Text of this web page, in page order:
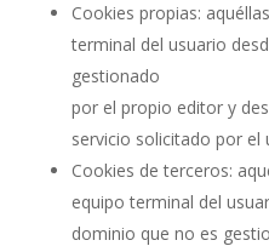
Cookies propias:
terminal del usuario
gestionado
por el propio editor y
servicio solicitado por el
Cookies de terceros:
equipo terminal del
dominio que no es